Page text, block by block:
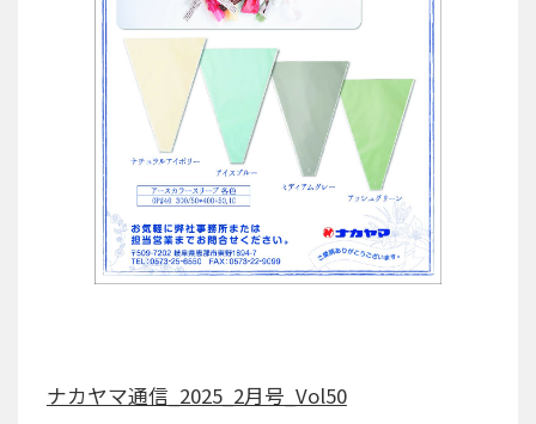
ナカヤマ通信_2025_2月号_Vol50